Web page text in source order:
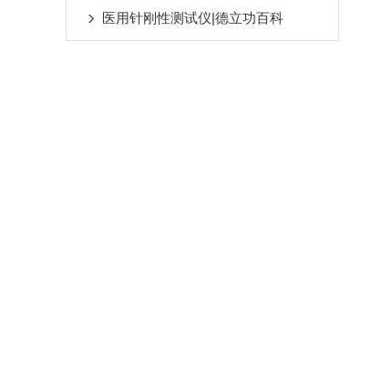
医用针刚性测试仪|德立功百科